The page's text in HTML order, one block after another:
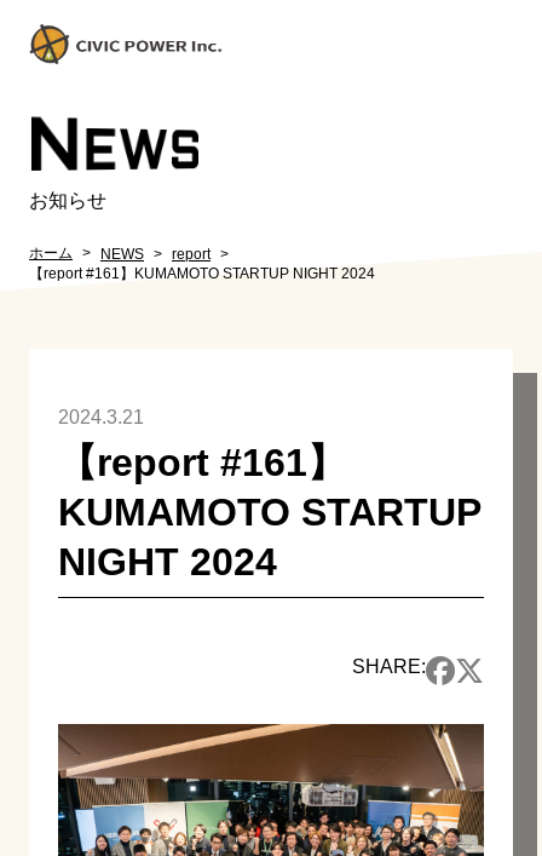
NEWS
お知らせ
ホーム NEWS
report
【report #161】KUMAMOTO STARTUP NIGHT 2024
2024.3.21
【report #161】
KUMAMOTO STARTUP
NIGHT 2024
SHARE: